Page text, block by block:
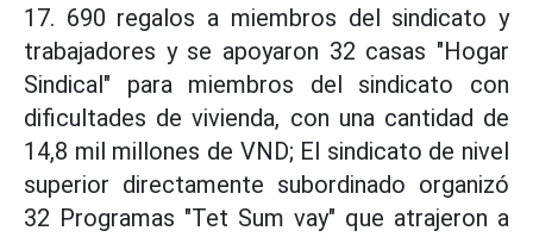
17. 690 regalos a miembros del sindicato y
trabajadores y se apoyaron 32 casas "Hogar
Sindical" para miembros del sindicato con
dificultades de vivienda, con una cantidad de
14,8 mil millones de VND; El sindicato de nivel
superior directamente subordinado organizó
32 Programas "Tet Sum vay" que atrajeron a